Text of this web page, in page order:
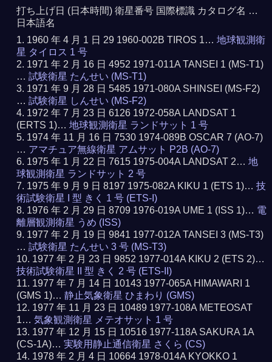
打ち上げ日 (日本時間) 衛星番号 国際標識 カタログ名 …
日本語名
1960 年 4 月 1 日 29 1960-002B TIROS 1…地球観測衛
星 タイロス 1 号
1971 年 2 月 16 日 4952 1971-011A TANSEI 1 (MS-T1)
…試験衛星 たんせい (MS-T1)
1971 年 9 月 28 日 5485 1971-080A SHINSEI (MS-F2)
…試験衛星 しんせい (MS-F2)
1972 年 7 月 23 日 6126 1972-058A LANDSAT 1
(ERTS 1)…地球観測衛星 ランドサット 1 号
1974 年 11 月 16 日 7530 1974-089B OSCAR 7 (AO-7)
… アマチュア無線衛星 アムサット P2B (AO-7)
1975 年 1 月 22 日 7615 1975-004A LANDSAT 2…地
球観測衛星 ランドサット 2 号
1975 年 9 月 9 日 8197 1975-082A KIKU 1 (ETS 1)…技
術試験衛星 I 型 きく 1 号 (ETS-I)
1976 年 2 月 29 日 8709 1976-019A UME 1 (ISS 1)… 電
離層観測衛星 うめ (ISS)
1977 年 2 月 19 日 9841 1977-012A TANSEI 3 (MS-T3)
…試験衛星 たんせい 3 号 (MS-T3)
1977 年 2 月 23 日 9852 1977-014A KIKU 2 (ETS 2)…
技術試験衛星 II 型 きく 2 号 (ETS-II)
1977 年 7 月 14 日 10143 1977-065A HIMAWARI 1
(GMS 1)…静止気象衛星 ひまわり (GMS)
1977 年 11 月 23 日 10489 1977-108A METEOSAT
1…気象観測衛星 メテオサット 1 号
1977 年 12 月 15 日 10516 1977-118A SAKURA 1A
(CS-1A)…実験用静止通信衛星 さくら (CS)
1978 年 2 月 4 日 10664 1978-014A KYOKKO 1